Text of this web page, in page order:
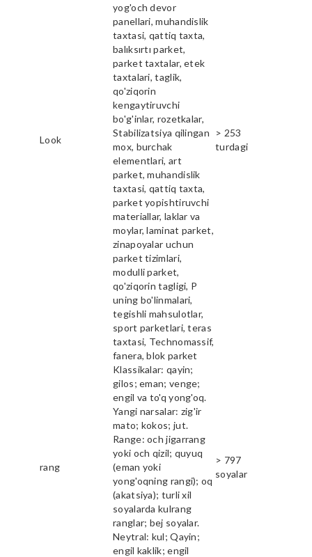
Look
yog'och devor
panellari, muhandislik
taxtasi, qattiq taxta,
balıksırtı parket,
parket taxtalar, etek
taxtalari, taglik,
qo'ziqorin
kengaytiruvchi
bo'g'inlar, rozetkalar,
Stabilizatsiya qilingan
mox, burchak
elementlari, art
parket, muhandislik
taxtasi, qattiq taxta,
parket yopishtiruvchi
materiallar, laklar va
moylar, laminat parket,
zinapoyalar uchun
parket tizimlari,
modulli parket,
qo'ziqorin tagligi, P
uning bo'linmalari,
tegishli mahsulotlar,
sport parketlari, teras
taxtasi, Technomassif,
fanera, blok parket
> 253
turdagi
rang
Klassikalar: qayin;
gilos; eman; venge;
engil va to'q yong'oq.
Yangi narsalar: zig'ir
mato; kokos; jut.
Range: och jigarrang
yoki och qizil; quyuq
(eman yoki
yong'oqning rangi); oq
(akatsiya); turli xil
soyalarda kulrang
ranglar; bej soyalar.
Neytral: kul; Qayin;
engil kaklik; engil
> 797
soyalar